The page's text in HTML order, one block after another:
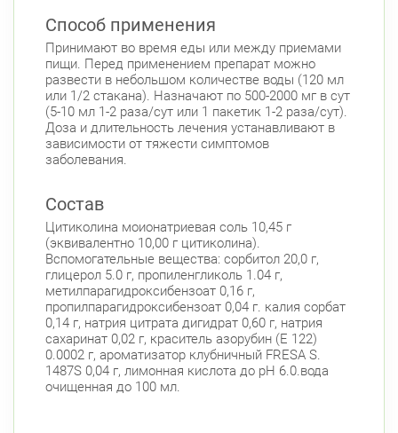
Способ применения
Принимают во время еды или между приемами
пищи. Перед применением препарат можно
развести в небольшом количестве воды (120 мл
или 1/2 стакана). Назначают по 500-2000 мг в сут
(5-10 мл 1-2 раза/сут или 1 пакетик 1-2 раза/сут).
Доза и длительность лечения устанавливают в
зависимости от тяжести симптомов
заболевания.
Состав
Цитиколина моионатриевая соль 10,45 г
(эквивалентно 10,00 г цитиколина).
Вспомогательные вещества: сорбитол 20,0 г,
глицерол 5.0 г, пропиленгликоль 1.04 г,
метилпарагидроксибензоат 0,16 г,
пропилпарагидроксибензоат 0,04 г. калия сорбат
0,14 г, натрия цитрата дигидрат 0,60 г, натрия
сахаринат 0,02 г, краситель азорубин (Е 122)
0.0002 г, ароматизатор клубничный FRESA S.
1487S 0,04 г, лимонная кислота до pH 6.0.вода
очищенная до 100 мл.